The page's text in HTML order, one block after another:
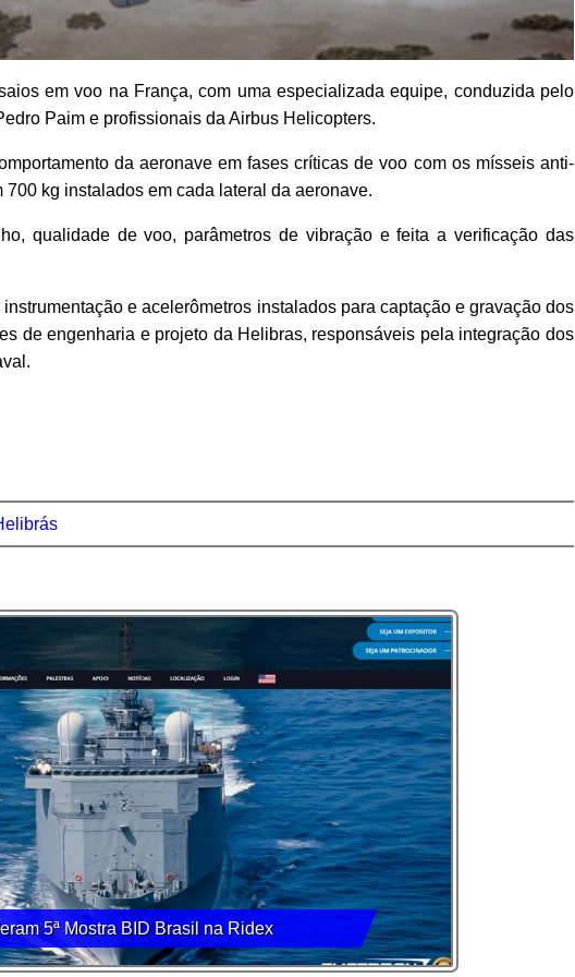
em voo na França, com uma especializada equipe, conduzida pelo
Paim e profissionais da Airbus Helicopters.
da aeronave em fases críticas de voo com os mísseis anti-
kg instalados em cada lateral da aeronave.
qualidade de voo, parâmetros de vibração e feita a verificação das
e acelerômetros instalados para captação e gravação dos
de engenharia e projeto da Helibras, responsáveis pela integração dos
5ª Mostra BID Brasil na Ridex